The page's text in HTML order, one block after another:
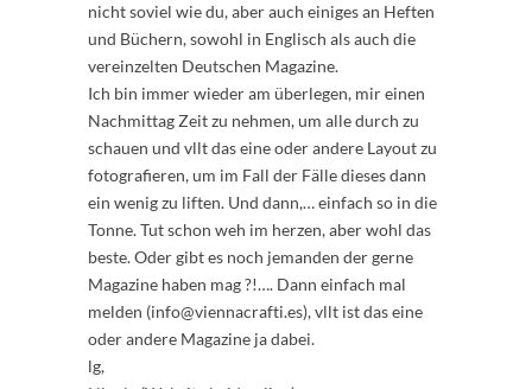
nicht soviel wie du, aber auch einiges an Heften
und Büchern, sowohl in Englisch als auch die
vereinzelten Deutschen Magazine.
Ich bin immer wieder am überlegen, mir einen
Nachmittag Zeit zu nehmen, um alle durch zu
schauen und vllt das eine oder andere Layout zu
fotografieren, um im Fall der Fälle dieses dann
ein wenig zu liften. Und dann,… einfach so in die
Tonne. Tut schon weh im herzen, aber wohl das
beste. Oder gibt es noch jemanden der gerne
Magazine haben mag ?!…. Dann einfach mal
melden (info@viennacrafti.es), vllt ist das eine
oder andere Magazine ja dabei.
lg,